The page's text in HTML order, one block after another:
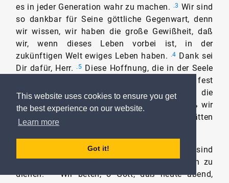
This website uses cookies to ensure you get
the best experience on our website.
Learn more
Got it!
es in jeder Generation wahr zu machen. .3 Wir sind
so dankbar für Seine göttliche Gegenwart, denn
wir wissen, wir haben die große Gewißheit, daß
wir, wenn dieses Leben vorbei ist, in der
zukünftigen Welt ewiges Leben haben. .4 Dank sei
Dir dafür, Herr. .5 Diese Hoffnung, die in der Seele
verankert ist, bleibt auch in Zeiten des Sturms fest
und sicher.
Wenn die Stürme toben und die
großen Wellen kommen, dann spüren wir, daß wir
durch den Glauben an Ihn jede Woge glätten
können.
O Gott, hilf uns heute abend, denn wir sind
gekommen, um den Kranken und Bedürftigen zu
dienen.
Wir beten, o Gott, daß heute abend,